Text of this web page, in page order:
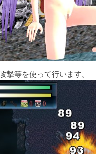
撃等を使って行います。